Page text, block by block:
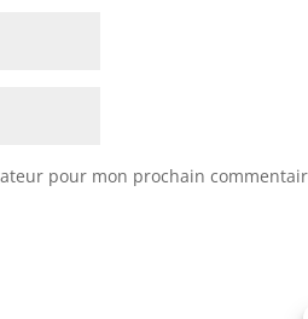
pour mon prochain